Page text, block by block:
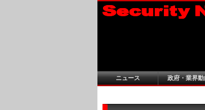
ニュース 政府・業界動